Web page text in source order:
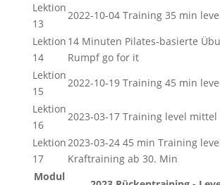
Lektion
13
2022-10-04 Training 35 min
Lektion
14
14 Minuten Pilates-basierte
Rumpf go for it
Lektion
15
2022-10-19 Training 45 min
Lektion
16
2023-03-17 Training level mittel
Lektion
17
2023-03-24 45 min Training
Kraftraining ab 30. Min
Modul